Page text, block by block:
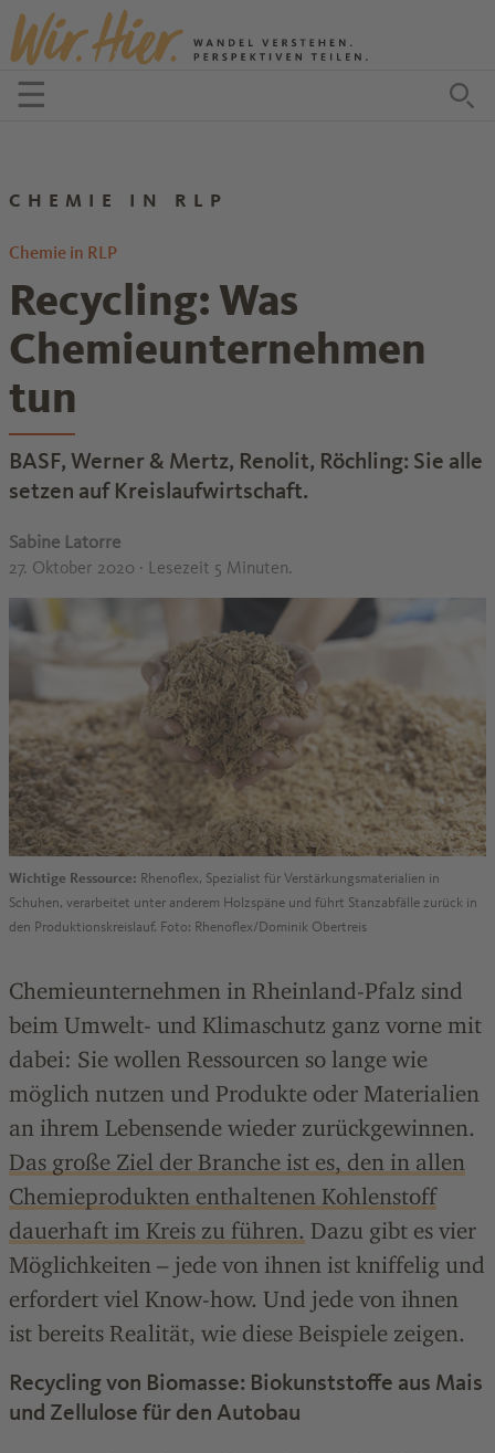
Zum Inhalt springen
☰Menü öffnen
CHEMIE IN RLP
Chemie in RLP
Recycling: Was
Chemieunternehmen
tun
BASF, Werner & Mertz, Renolit, Röchling: Sie alle
setzen auf Kreislaufwirtschaft.
Sabine Latorre
27. Oktober 2020 · Lesezeit 5 Minuten.
Wichtige Ressource: Rhenoflex, Spezialist für Verstärkungsmaterialien in
Schuhen, verarbeitet unter anderem Holzspäne und führt Stanzabfälle zurück in
den Produktionskreislauf. Foto: Rhenoflex/Dominik Obertreis
Chemieunternehmen in Rheinland-Pfalz sind
beim Umwelt- und Klimaschutz ganz vorne mit
dabei: Sie wollen Ressourcen so lange wie
möglich nutzen und Produkte oder Materialien
an ihrem Lebensende wieder zurückgewinnen.
Das große Ziel der Branche ist es, den in allen
Chemieprodukten enthaltenen Kohlenstoff
dauerhaft im Kreis zu führen. Dazu gibt es vier
Möglichkeiten – jede von ihnen ist kniffelig und
erfordert viel Know-how. Und jede von ihnen
ist bereits Realität, wie diese Beispiele zeigen.
Recycling von Biomasse: Biokunststoffe aus Mais
und Zellulose für den Autobau